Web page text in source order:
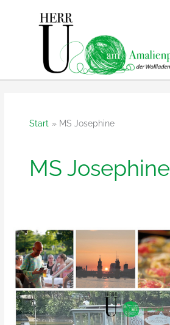
Start MS Josephine
MS Josephine